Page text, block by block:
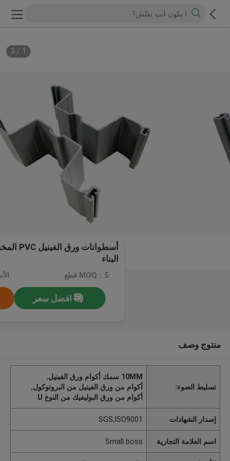
1
/
3
البناء
MOQ：5 قطع
افضل سعر
منتوج وصف
تسليط الضوء:
10MM سمك أكوام ورق الفينيل
,
أكوام من ورق الفينيل من البروتوكول,
أكوام من ورق البوليفيك من النوع U
إصدار الشهادات SGS,ISO9001
اسم العلامة التجارية Small boss